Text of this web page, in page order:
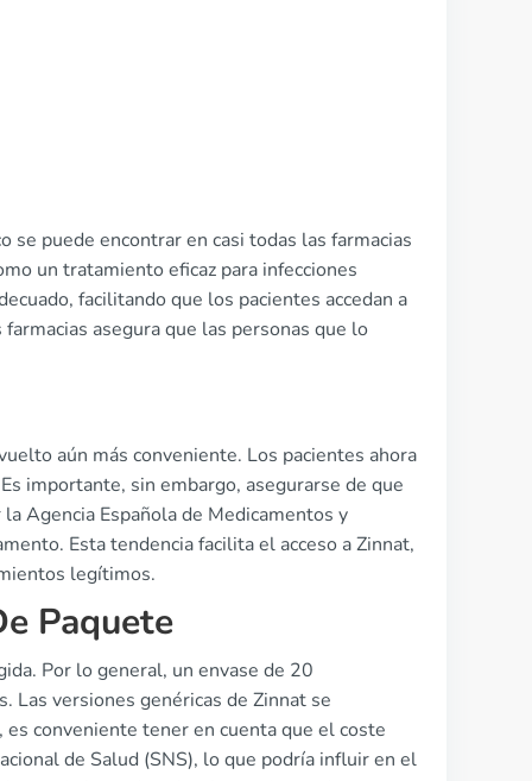
se puede encontrar en casi todas las farmacias
un tratamiento eficaz para infecciones
facilitando que los pacientes accedan a
asegura que las personas que lo
aún más conveniente. Los pacientes ahora
importante, sin embargo, asegurarse de que
Agencia Española de Medicamentos y
Esta tendencia facilita el acceso a Zinnat,
legítimos.
Paquete
Por lo general, un envase de 20
versiones genéricas de Zinnat se
conveniente tener en cuenta que el coste
de Salud (SNS), lo que podría influir en el